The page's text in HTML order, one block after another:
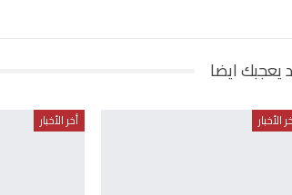
يعجبك ايضا
الأخبار أخر الأخبار